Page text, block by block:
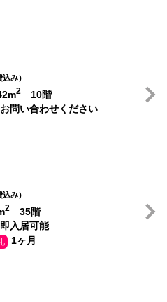
み）
2
10階
問い合わせください
み）
2
35階
入居可能
1ヶ月